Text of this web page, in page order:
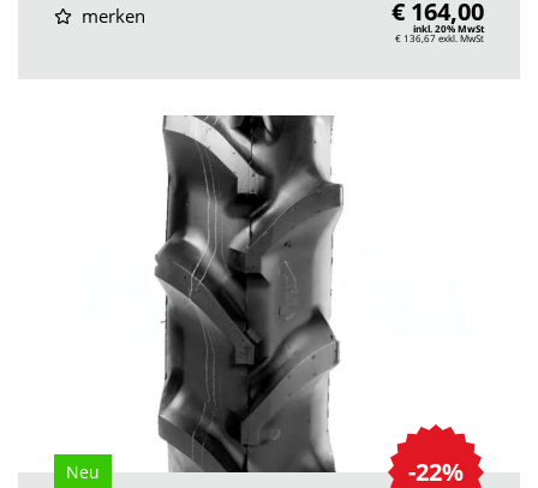
merken € 164,00
inkl. 20% MwSt
€ 136,67exkl. MwSt
-22%
Neu